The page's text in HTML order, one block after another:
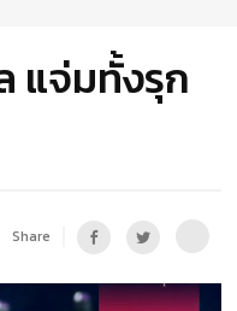
แจ่มทั้งรุก
Share